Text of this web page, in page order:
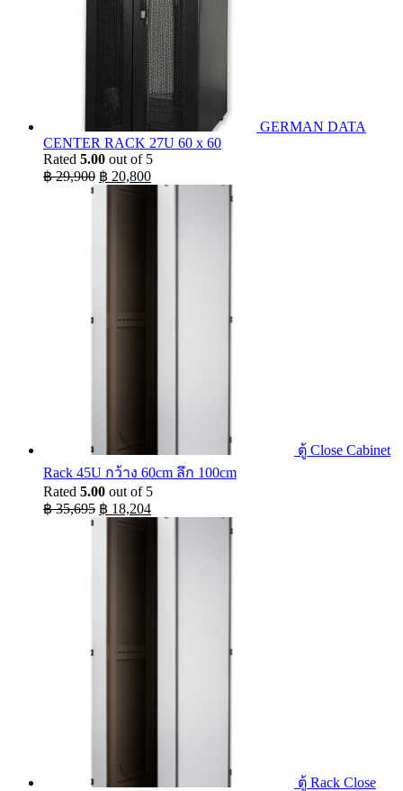
GERMAN DATA
CENTER RACK 27U 60 x 60
Rated 5.00 out of 5
฿29,900 Original
price
฿ 20,800Current
price
ตู้ Close Cabinet
Rack 45U กว้าง 60cm ลึก 100cm
Rated 5.00 out of 5
฿35,695 Original
price
฿ 18,204Current
price
ตู้ Rack Close